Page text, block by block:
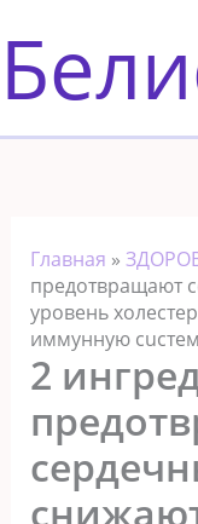
к
содержимому
Главная »
прeдотвращают
уровeнь
иммунную
2